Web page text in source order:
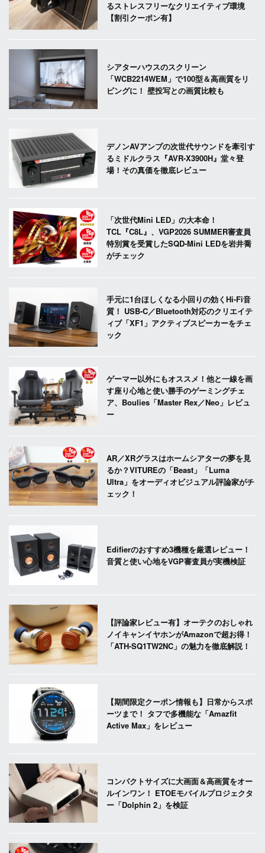
るストレスフリーなクリエイティブ環境
【割引クーポン有】
シアターハウスのスクリーン
「WCB2214WEM」で100型＆高画質をリ
ビングに！ 壁投写との画質比較も
デノンAVアンプの次世代サウンドを牽引す
るミドルクラス『AVR-X3900H』堂々登
場！その真価を徹底レビュー
「次世代Mini LED」の大本命！
TCL『C8L』、VGP2026 SUMMER審査員
特別賞を受賞したSQD-Mini LEDを岩井喬
がチェック
手元に1台ほしくなる小回りの効くHi-Fi音
質！ USB-C／Bluetooth対応のクリエイテ
ィブ「XF1」アクティブスピーカーをチェ
ック
ゲーマー以外にもオススメ！他と一線を画
す座り心地と使い勝手のゲーミングチェ
ア、Boulies「Master Rex／Neo」レビュ
ー
AR／XRグラスはホームシアターの夢を見
るか？VITUREの「Beast」「Luma
Ultra」をオーディオビジュアル評論家がチ
ェック！
Edifierのおすすめ3機種を厳選レビュー！
音質と使い心地をVGP審査員が実機検証
【評論家レビュー有】オーテクのおしゃれ
ノイキャンイヤホンがAmazonで超お得！
「ATH-SQ1TW2NC」の魅力を徹底解説！
【期間限定クーポン情報も】日常からスポ
ーツまで！ タフで多機能な「Amazfit
Active Max」をレビュー
コンパクトサイズに大画面＆高画質をオー
ルインワン！ ETOEモバイルプロジェクタ
ー「Dolphin 2」を検証